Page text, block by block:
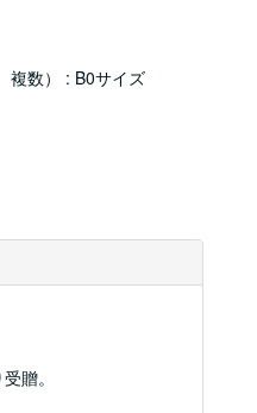
複数） : B0サイズ
贈。